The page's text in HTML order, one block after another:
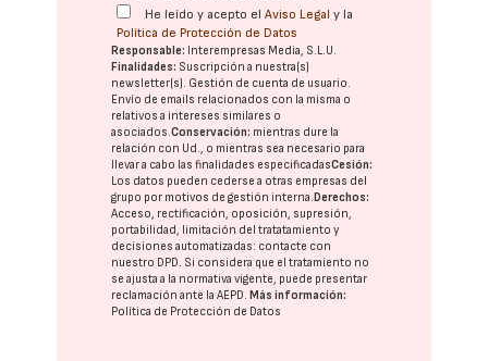
He leído y acepto elAviso Legal y la
Política de Protección de Datos
Responsable: Interempresas Media, S.L.U.
Finalidades: Suscripción a nuestra(s)
newsletter(s). Gestión de cuenta de usuario.
Envío de emails relacionados con la misma o
relativos a intereses similares o
asociados.Conservación: mientras dure la
relación con Ud., o mientras sea necesario para
llevar a cabo las finalidades especificadasCesión:
Los datos pueden cederse a otras empresas del
grupo por motivos de gestión interna.Derechos:
Acceso, rectificación, oposición, supresión,
portabilidad, limitación del tratatamiento y
decisiones automatizadas: contacte con
nuestro DPD. Si considera que el tratamiento no
se ajusta a la normativa vigente, puede presentar
reclamación ante laAEPD.Más información:
Política de Protección de Datos